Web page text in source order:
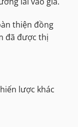
thiện đồng
đã được thị
lược khác